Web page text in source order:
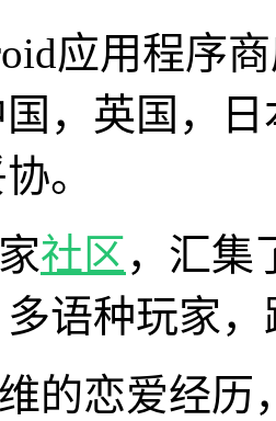
应用程序
，英国，
。
社区，汇集
语种玩家
的恋爱经历